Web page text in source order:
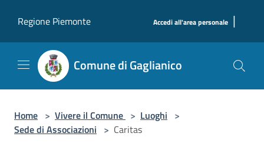
Regione Piemonte
Accedi all'area personale |
Comune di Gaglianico
Home > Vivere il Comune > Luoghi >
Sede di Associazioni > Caritas